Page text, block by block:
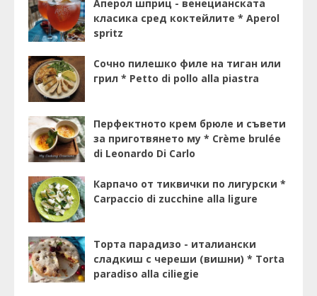
Аперол шприц - венецианската
класика сред коктейлите * Aperol
spritz
Сочно пилешко филе на тиган или
грил * Petto di pollo alla piastra
Перфектното крем брюле и съвети
за приготвянето му * Crème brulée
di Leonardo Di Carlo
Карпачо от тиквички по лигурски *
Carpaccio di zucchine alla ligure
Торта парадизо - италиански
сладкиш с череши (вишни) * Torta
paradiso alla ciliegie